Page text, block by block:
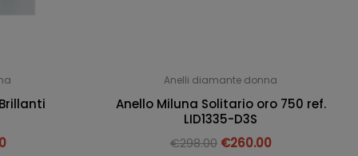
Anelli diamante donna
Anello Miluna Solitario oro 750 ref.
LID1335-D3S
€298.00 €260.00